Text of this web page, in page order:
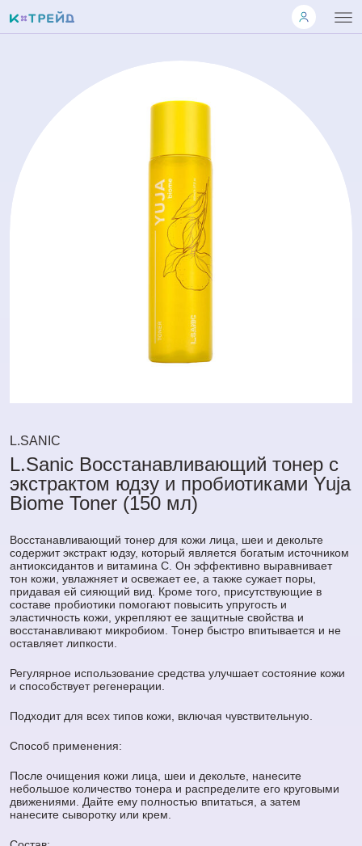
L.SANIC
L.Sanic Восстанавливающий тонер с
экстрактом юдзу и пробиотиками Yuja
Biome Toner (150 мл)
Восстанавливающий тонер для кожи лица, шеи и декольте
содержит экстракт юдзу, который является богатым источником
антиоксидантов и витамина С. Он эффективно выравнивает
тон кожи, увлажняет и освежает ее, а также сужает поры,
придавая ей сияющий вид. Кроме того, присутствующие в
составе пробиотики помогают повысить упругость и
эластичность кожи, укрепляют ее защитные свойства и
восстанавливают микробиом. Тонер быстро впитывается и не
оставляет липкости.
Регулярное использование средства улучшает состояние кожи
и способствует регенерации.
Подходит для всех типов кожи, включая чувствительную.
Способ применения:
После очищения кожи лица, шеи и декольте, нанесите
небольшое количество тонера и распределите его круговыми
движениями. Дайте ему полностью впитаться, а затем
нанесите сыворотку или крем.